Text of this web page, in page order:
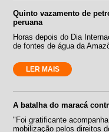
Quinto vazamento de
peruana
Horas depois do Dia
de fontes de água da
LER MAIS
A batalha do maracá
"Foi gratificante
mobilização pelos direitos